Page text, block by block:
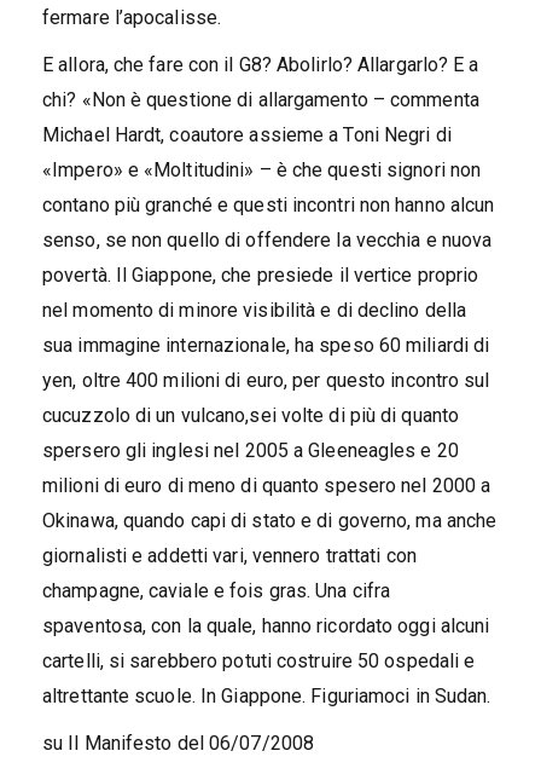
fermare l’apocalisse.
E allora, che fare con il G8? Abolirlo? Allargarlo? E a
chi? «Non è questione di allargamento – commenta
Michael Hardt, coautore assieme a Toni Negri di
«Impero» e «Moltitudini» – è che questi signori non
contano più granché e questi incontri non hanno alcun
senso, se non quello di offendere la vecchia e nuova
povertà. Il Giappone, che presiede il vertice proprio
nel momento di minore visibilità e di declino della
sua immagine internazionale, ha speso 60 miliardi di
yen, oltre 400 milioni di euro, per questo incontro sul
cucuzzolo di un vulcano,sei volte di più di quanto
spersero gli inglesi nel 2005 a Gleeneagles e 20
milioni di euro di meno di quanto spesero nel 2000 a
Okinawa, quando capi di stato e di governo, ma anche
giornalisti e addetti vari, vennero trattati con
champagne, caviale e fois gras. Una cifra
spaventosa, con la quale, hanno ricordato oggi alcuni
cartelli, si sarebbero potuti costruire 50 ospedali e
altrettante scuole. In Giappone. Figuriamoci in Sudan.
su Il Manifesto del 06/07/2008